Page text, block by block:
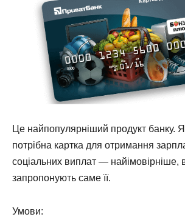
Це найпопулярніший продукт банку.
потрібна картка для отримання
соціальних виплат — найімовірніше,
запропонують саме її.
Умови: